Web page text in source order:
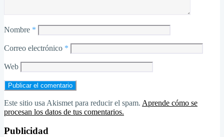
Nombre *
Correo electrónico *
Web
Este sitio usa Akismet para reducir el spam. Aprende cómo se
procesan los datos de tus comentarios.
Publicidad